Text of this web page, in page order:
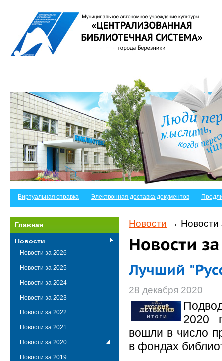
Виртуальная справка Электронная доставка документов
Новости → Новости
28 декабря 2020
2020
вошли в число
в фондах
Главная
Новости
Новости за 2026
Новости за 2025
Новости за 2024
Новости за 2023
Новости за 2022
Новости за 2021
Новости за 2020
Новости за 2019